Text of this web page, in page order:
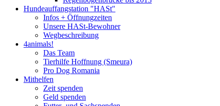
Hundeauffangstation "HASt"
Infos + Öffnungzeiten
Unsere HASt-Bewohner
Wegbeschreibung
4animals!
Das Team
Tierhilfe Hoffnung (Smeura)
Pro Dog Romania
Mithelfen
Zeit spenden
Geld spenden